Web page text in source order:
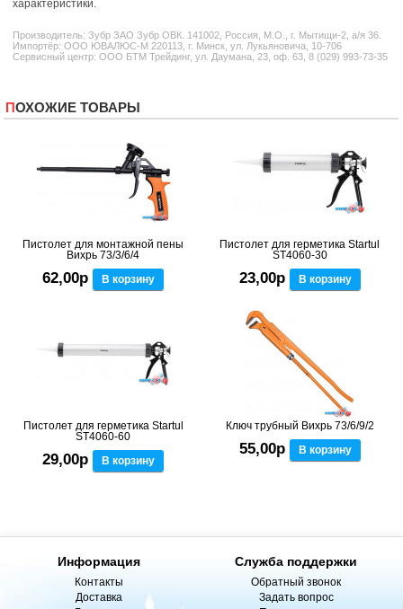
характеристики.
Производитель:Зубр ЗАО Зубр ОВК. 141002, Россия, М.О., г. Мытищи-2, а/я 36.
Импортёр: ООО ЮВАЛЮС-М 220113, г. Минск, ул. Лукьяновича, 10-706
Сервисный центр: ООО БТМ Трейдинг, ул. Даумана, 23, оф. 63, 8 (029) 993-73-35
ПОХОЖИЕ ТОВАРЫ
Пистолет для монтажной пены
Вихрь 73/3/6/4
62,00р В корзину
Пистолет для герметика Startul
ST4060-30
23,00р В корзину
Пистолет для герметика Startul
ST4060-60
29,00р В корзину
Ключ трубный Вихрь 73/6/9/2
55,00р В корзину
Информация
Контакты
Доставка
Служба поддержки
Обратный звонок
Задать вопрос